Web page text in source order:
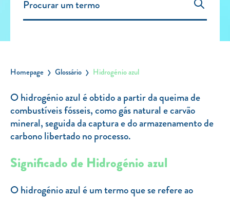
Carregar Fora de Casa
Leituras
Sobre nós
Contactos
FAQ
Blog
Mais informações
SERVIÇOS
Homepage Glossário Hidrogénio azul
O hidrogénio azul é obtido a partir da queima de
combustíveis fósseis, como gás natural e carvão
mineral, seguida da captura e do armazenamento de
carbono libertado no processo.
Significado de Hidrogénio azul
O hidrogénio azul é um termo que se refere ao